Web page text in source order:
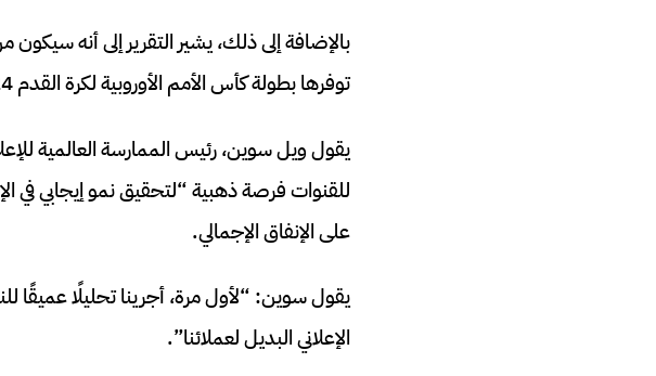
بالإضافة إلى ذلك، يشير التقرير إلى أنه
توفرها بطولة كأس الأمم الأوروبية لكرة القدم 2024 العام المقبل والانتخابات الرئاسية الأمريكية.
للقنوات فرصة ذهبية “لتحقيق نمو إيجابي في
على الإنفاق الإجمالي.
يقول سوين: “لأول مرة، أجرينا تحليلًا عميقًا
الإعلاني البديل لعملائنا”.